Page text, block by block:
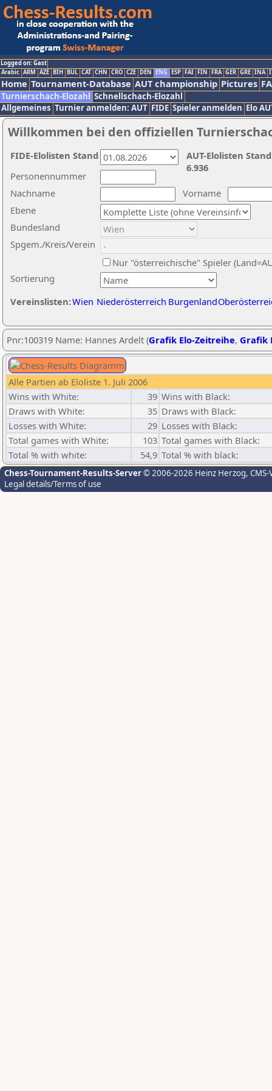
Logged on: Gast
Arabic ARM AZE BIH BUL CAT CHN CRO CZE DEN ENG ESP FAI FIN FRA GER GRE INA
Home Tournament-Database AUT championship Pictures
Turnierschach-Elozahl Schnellschach-Elozahl
Allgemeines Turnier anmelden: AUT FIDE Spieler anmelden Elo
Willkommen bei den offiziellen
Nachname
Vorname
Ebene
Sortierung
Personennummer
Bundesland
Spgem./Kreis/Verein
Nur "österreichische" Spieler
Vereinslisten:Wien Niederösterreich Burgenland
AUT-Elolisten
6.936
FIDE-Elolisten Stand
Pnr:100319 Name: Hannes Ardelt (Grafik Elo-Zeitreihe, Grafik
Alle Partien ab Eloliste 1. Juli 2006
Wins with White:
39 Wins with Black:
Draws with White:
35 Draws with Black:
Losses with White:
29 Losses with Black:
Total games with White:
103 Total games with Black:
Total % with white:
54,9 Total % with black:
Chess-Tournament-Results-Server© 2006-2026 Heinz Herzog,
Legal details/Terms of use